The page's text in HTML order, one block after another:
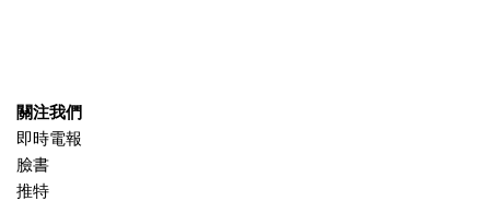
關注我們
即時電報
臉書
推特